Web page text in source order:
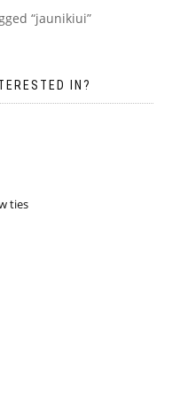
“jaunikiui”
IN?
ties